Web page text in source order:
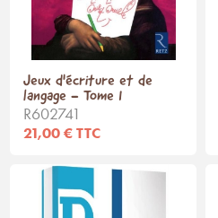
Jeux d'écriture et de
langage - Tome 1
R602741
21,00 € TTC